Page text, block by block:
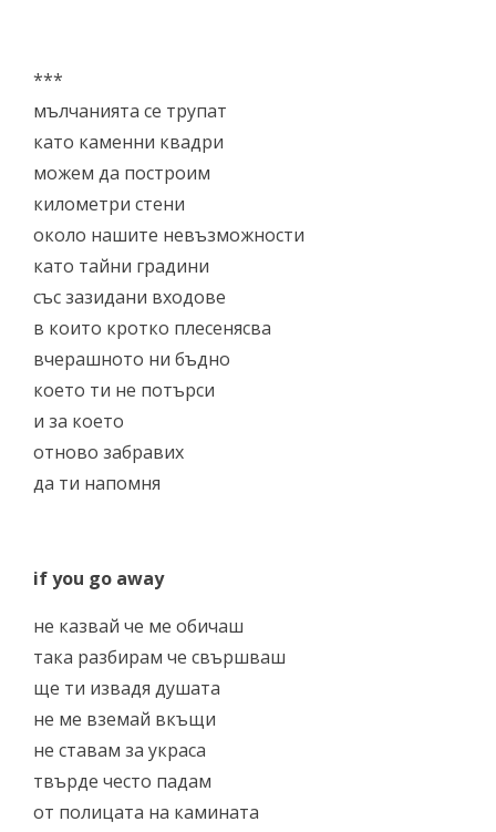
***
мълчанията се трупат
като каменни квадри
можем да построим
километри стени
около нашите невъзможности
като тайни градини
със зазидани входове
в които кротко плесенясва
вчерашното ни бъдно
което ти не потърси
и за което
отново забравих
да ти напомня
if you go away
не казвай че ме обичаш
така разбирам че свършваш
ще ти извадя душата
не ме вземай вкъщи
не ставам за украса
твърде често падам
от полицата на камината